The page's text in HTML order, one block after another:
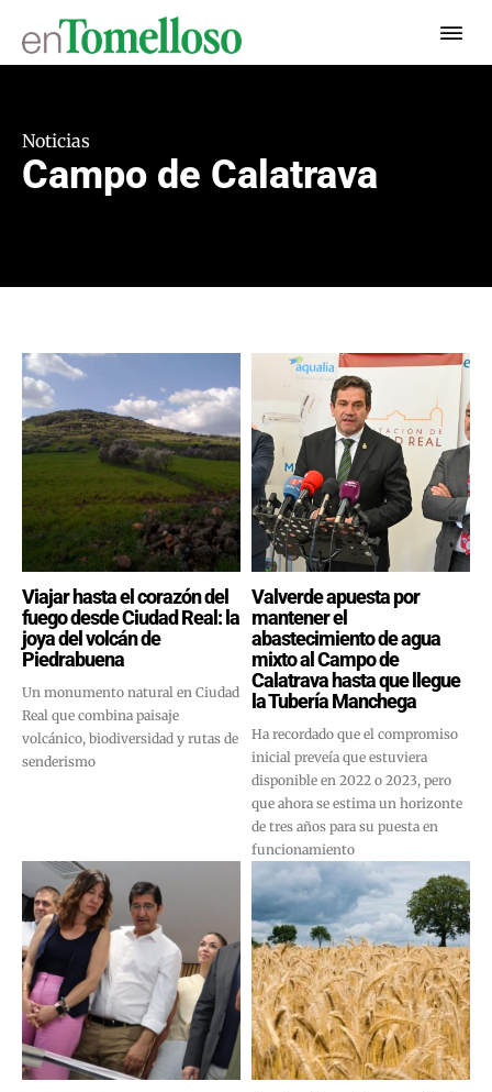
Noticias
Campo de Calatrava
Viajar hasta el corazón del
fuego desde Ciudad Real: la
joya del volcán de
Piedrabuena
Un monumento natural en Ciudad
Real que combina paisaje
volcánico, biodiversidad y rutas de
senderismo
Valverde apuesta por
mantener el
abastecimiento de agua
mixto al Campo de
Calatrava hasta que llegue
la Tubería Manchega
Ha recordado que el compromiso
inicial preveía que estuviera
disponible en 2022 o 2023, pero
que ahora se estima un horizonte
de tres años para su puesta en
funcionamiento